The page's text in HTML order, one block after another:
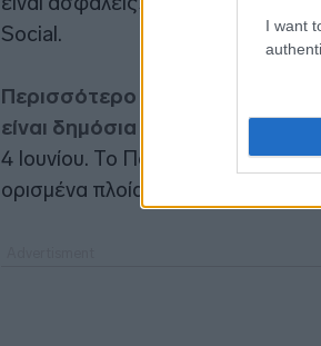
I want
Social.
Περισσότερο πετρέλαιο
είναι δημόσια ορατό
, έγραψαν
4 Ιουνίου. Το Πολεμικό Ναυτικό
ορισμένα πλοία που προσπαθούν